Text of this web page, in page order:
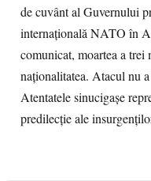
de cuvânt al Guvernului
internaţională NATO în
comunicat, moartea a
naţionalitatea. Atacul nu
Atentatele sinucigaşe
predilecţie ale